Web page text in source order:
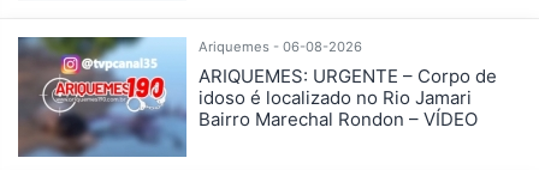
Ariquemes - 06-08-2026
ARIQUEMES: URGENTE – Corpo de
idoso é localizado no Rio Jamari
Bairro Marechal Rondon – VÍDEO